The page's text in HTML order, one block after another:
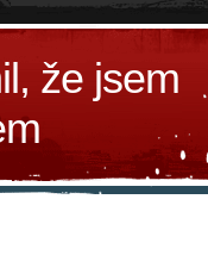
že jsem